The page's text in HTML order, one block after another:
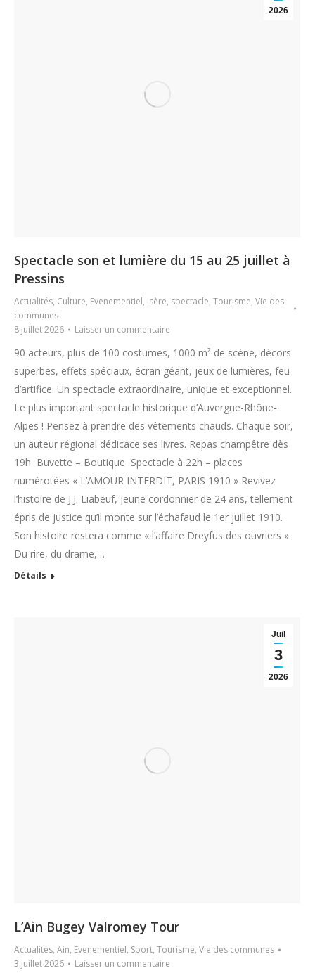
2026
Spectacle son et lumière du 15 au 25 juillet à
Pressins
Actualités, Culture, Evenementiel, Isère, spectacle, Tourisme, Vie des
communes
8 juillet 2026
Laisser un commentaire
90 acteurs, plus de 100 costumes, 1000 m² de scène, décors
superbes, effets spéciaux, écran géant, jeux de lumières, feu
d’artifice. Un spectacle extraordinaire, unique et exceptionnel.
Le plus important spectacle historique d’Auvergne-Rhône-
Alpes ! Pensez à prendre des vêtements chauds. Chaque soir,
un auteur régional dédicace ses livres. Repas champêtre dès
19h Buvette – Boutique Spectacle à 22h – places
numérotées « L’AMOUR INTERDIT, PARIS 1910 » Revivez
l’histoire de J.J. Liabeuf, jeune cordonnier de 24 ans, tellement
épris de justice qu’il monte sur l’échafaud le 1er juillet 1910.
Son histoire restera comme « l’affaire Dreyfus des ouvriers ».
Du rire, du drame,…
Détails
Juil
3
2026
L’Ain Bugey Valromey Tour
Actualités, Ain, Evenementiel, Sport, Tourisme, Vie des communes
3 juillet 2026
Laisser un commentaire